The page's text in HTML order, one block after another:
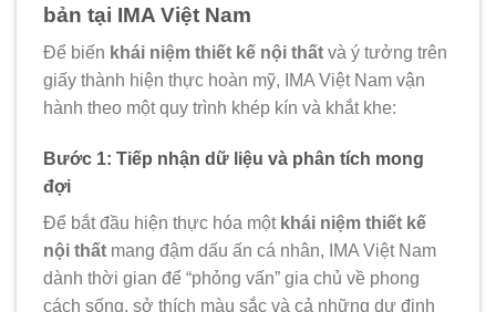
bản tại IMA Việt Nam
Để biến khái niệm thiết kế nội thất và ý tưởng trên
giấy thành hiện thực hoàn mỹ, IMA Việt Nam vận
hành theo một quy trình khép kín và khắt khe:
Bước 1: Tiếp nhận dữ liệu và phân tích mong
đợi
Để bắt đầu hiện thực hóa một khái niệm thiết kế
nội thất mang đậm dấu ấn cá nhân, IMA Việt Nam
dành thời gian để “phỏng vấn” gia chủ về phong
cách sống, sở thích màu sắc và cả những dự định